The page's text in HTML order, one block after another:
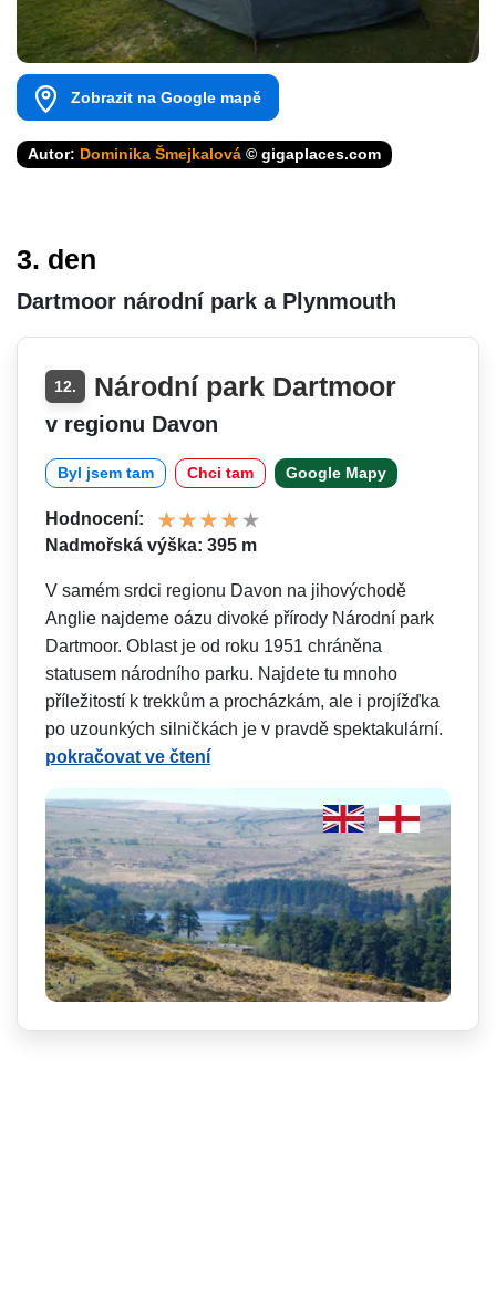
Zobrazit na Google mapě
Autor: Dominika Šmejkalová © gigaplaces.com
3. den
Dartmoor národní park a Plynmouth
12. Národní park Dartmoor
v regionu Davon
Byl jsem tam Chci tam Google Mapy
Hodnocení:
Nadmořská výška: 395 m
V samém srdci regionu Davon na jihovýchodě
Anglie najdeme oázu divoké přírody Národní park
Dartmoor. Oblast je od roku 1951 chráněna
statusem národního parku. Najdete tu mnoho
příležitostí k trekkům a procházkám, ale i projížďka
po uzounkých silničkách je v pravdě spektakulární.
pokračovat ve čtení